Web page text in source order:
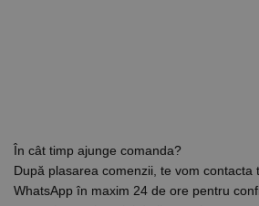
În cât timp ajunge comanda?
După plasarea comenzii, te vom contacta
WhatsApp în maxim 24 de ore pentru